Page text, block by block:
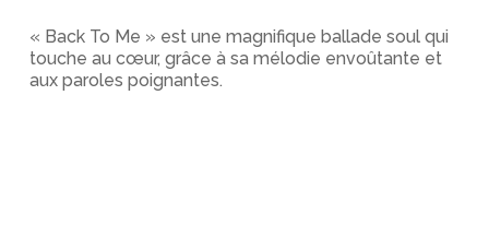
« Back To Me » est une magnifique ballade soul qui
touche au cœur, grâce à sa mélodie envoûtante et
aux paroles poignantes.